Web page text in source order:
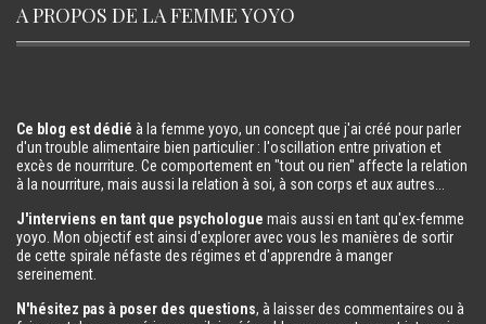
A PROPOS DE LA FEMME YOYO
Ce blog est dédié à la femme yoyo, un concept que j'ai créé pour parler
d'un trouble alimentaire bien particulier : l'oscillation entre privation et
excès de nourriture. Ce comportement en "tout ou rien" affecte la relation
à la nourriture, mais aussi la relation à soi, à son corps et aux autres...
J'interviens en tant que psychologue mais aussi en tant qu'ex-femme
yoyo. Mon objectif est ainsi d'explorer avec vous les manières de sortir
de cette spirale néfaste des régimes et d'apprendre à manger
sereinement.
N'hésitez pas à poser des questions, à laisser des commentaires ou à